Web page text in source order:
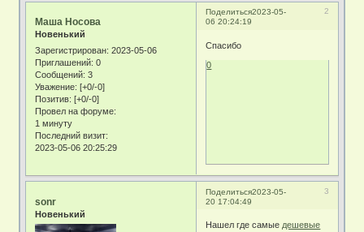
Поделиться 2
2023-05-
06 20:24:19
Маша Носова
Новенький
Зарегистрирован: 2023-05-06
Приглашений: 0
Сообщений: 3
Уважение: [+0/-0]
Позитив: [+0/-0]
Провел на форуме:
1 минуту
Последний визит:
2023-05-06 20:25:29
Спасибо
0
Поделиться 3
2023-05-
20 17:04:49
sonr
Новенький
Нашел где самые дешевые